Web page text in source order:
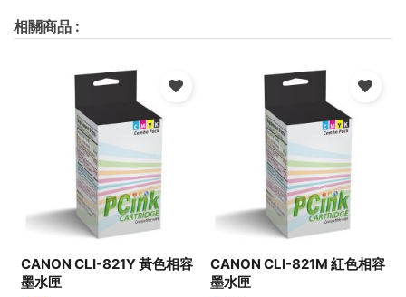
相關商品 :
CANON CLI-821Y 黃色相容
墨水匣
CANON CLI-821M 紅色相容
墨水匣